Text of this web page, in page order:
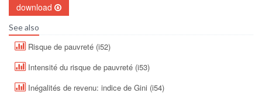
download
See also
Risque de pauvreté (i52)
Intensité du risque de pauvreté (i53)
Inégalités de revenu: indice de Gini (i54)